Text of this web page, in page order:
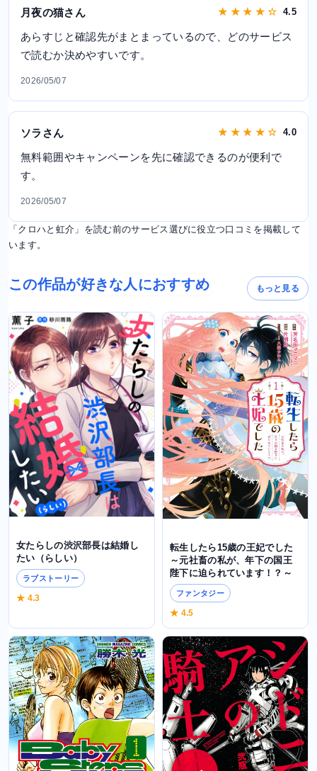
月夜の猫さん ★ ★ ★ ★ ☆ 4.5
あらすじと確認先がまとまっているので、どのサービス
で読むか決めやすいです。
2026/05/07
ソラさん ★ ★ ★ ★ ☆ 4.0
無料範囲やキャンペーンを先に確認できるのが便利で
す。
2026/05/07
「クロハと虹介」を読む前のサービス選びに役立つ口コミを掲載して
います。
この作品が好きな人におすすめ もっと見る
女たらしの渋沢部長は結婚し
たい（らしい）
ラブストーリー
★ 4.3
転生したら15歳の王妃でした
～元社畜の私が、年下の国王
陛下に迫られています！？～
ファンタジー
★ 4.5